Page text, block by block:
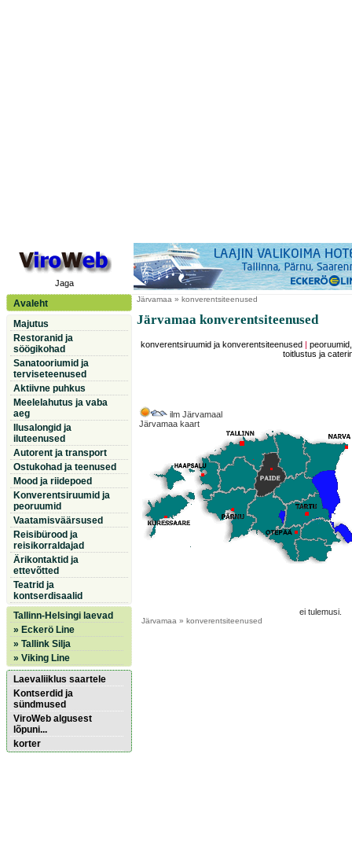
Jaga
Avaleht
Majutus
Restoranid ja
söögikohad
Sanatooriumid ja
terviseteenused
Aktiivne puhkus
Meelelahutus ja vaba
aeg
Ilusalongid ja
iluteenused
Autorent ja transport
Ostukohad ja teenused
Mood ja riidepoed
Konverentsiruumid ja
peoruumid
Vaatamisväärsused
Reisibürood ja
reisikorraldajad
Ärikontaktid ja
ettevõtted
Teatrid ja
kontserdisaalid
Tallinn-Helsingi laevad
» Eckerö Line
» Tallink Silja
» Viking Line
Laevaliiklus saartele
Kontserdid ja
sündmused
ViroWeb algusest
lõpuni...
korter
Järvamaa » konverentsiteenused
Järvamaa konverentsiteenused
konverentsiruumid ja konverentsiteenused |
toitlustus ja
ilm Järvamaal
Järvamaa kaart
ei tulemusi.
Järvamaa » konverentsiteenused